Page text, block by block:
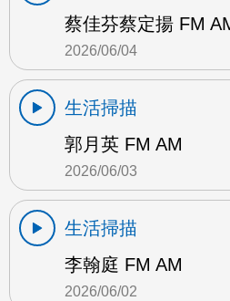
蔡佳芬蔡定揚 FM
2026/06/04
生活掃描
郭月英 FM AM
2026/06/03
生活掃描
李翰庭 FM AM
2026/06/02